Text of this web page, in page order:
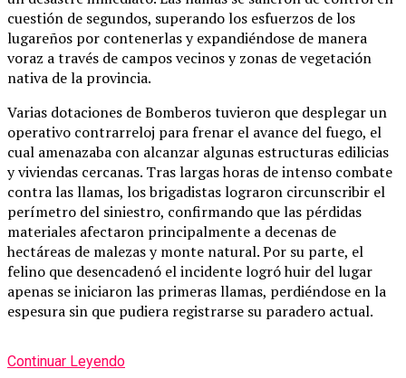
cuestión de segundos, superando los esfuerzos de los
lugareños por contenerlas y expandiéndose de manera
voraz a través de campos vecinos y zonas de vegetación
nativa de la provincia.
Varias dotaciones de Bomberos tuvieron que desplegar un
operativo contrarreloj para frenar el avance del fuego, el
cual amenazaba con alcanzar algunas estructuras edilicias
y viviendas cercanas. Tras largas horas de intenso combate
contra las llamas, los brigadistas lograron circunscribir el
perímetro del siniestro, confirmando que las pérdidas
materiales afectaron principalmente a decenas de
hectáreas de malezas y monte natural. Por su parte, el
felino que desencadenó el incidente logró huir del lugar
apenas se iniciaron las primeras llamas, perdiéndose en la
espesura sin que pudiera registrarse su paradero actual.
Continuar Leyendo